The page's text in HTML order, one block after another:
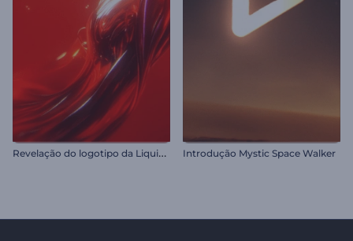
R
evelação do logotipo da Liquid Fusion Introdução Mystic Space Walker